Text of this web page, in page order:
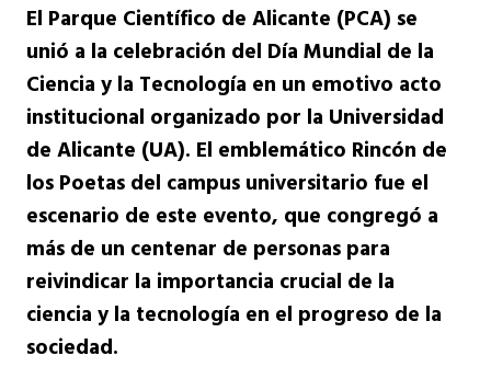
El Parque Científico de Alicante (PCA) se
unió a la celebración del Día Mundial de la
Ciencia y la Tecnología en un emotivo acto
institucional organizado por la Universidad
de Alicante (UA). El emblemático Rincón de
los Poetas del campus universitario fue el
escenario de este evento, que congregó a
más de un centenar de personas para
reivindicar la importancia crucial de la
ciencia y la tecnología en el progreso de la
sociedad.